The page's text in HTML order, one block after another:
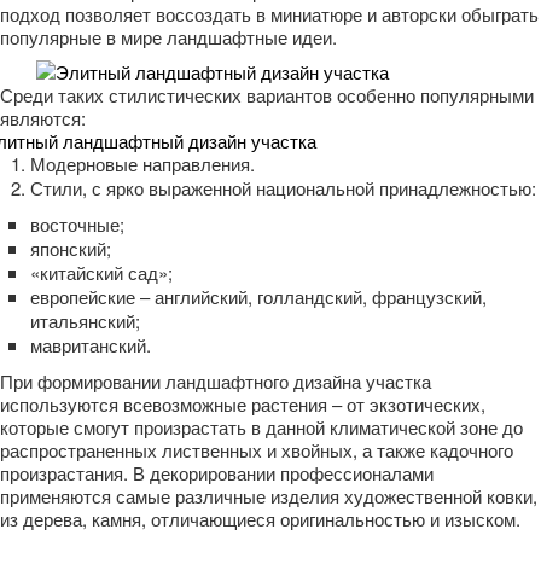
подход позволяет воссоздать в миниатюре и авторски обыграть
популярные в мире ландшафтные идеи.
Среди таких стилистических вариантов особенно популярными
являются:
Модерновые направления.
Стили, с ярко выраженной национальной принадлежностью:
восточные;
японский;
«китайский сад»;
европейские – английский, голландский, французский,
итальянский;
мавританский.
При формировании ландшафтного дизайна участка
используются всевозможные растения – от экзотических,
которые смогут произрастать в данной климатической зоне до
распространенных лиственных и хвойных, а также кадочного
произрастания. В декорировании профессионалами
применяются самые различные изделия художественной ковки,
из дерева, камня, отличающиеся оригинальностью и изыском.